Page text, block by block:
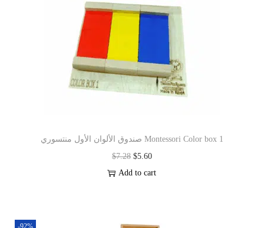
صندوق الألوان الأول منتسوري Montessori Color box 1
$7.28 $5.60
Add to cart